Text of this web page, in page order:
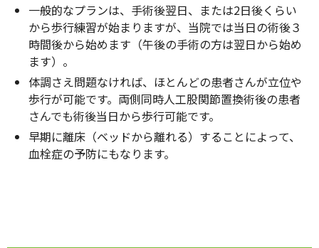
一般的なプランは、手術後翌日、または2日後くらい
から歩行練習が始まりますが、当院では当日の術後３
時間後から始めます（午後の手術の方は翌日から始め
ます）。
体調さえ問題なければ、ほとんどの患者さんが立位や
歩行が可能です。両側同時人工股関節置換術後の患者
さんでも術後当日から歩行可能です。
早期に離床（ベッドから離れる）することによって、
血栓症の予防にもなります。